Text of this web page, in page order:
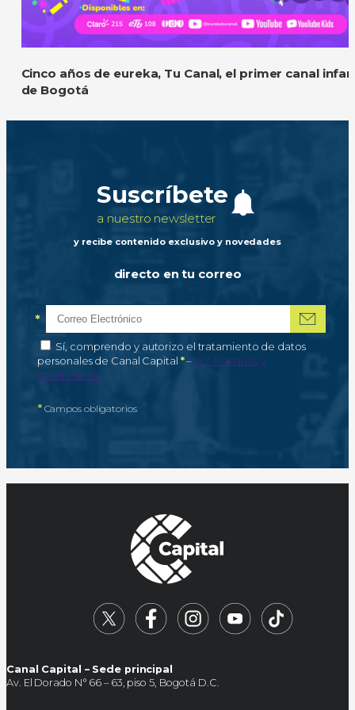
Cinco años de eureka, Tu Canal, el primer canal
de Bogotá
Suscríbete
a nuestro newsletter
y recibe contenido exclusivo y novedades
directo en tu correo
Correo electrónico
*Campo obligatorio
Autorización de tratamiento de datos personales
Sí, comprendo y autorizo el tratamiento de datos
personales de Canal Capital *–Campo obligatorio
Ver Términos y
condiciones
*Campos obligatorios
Canal Capital – Sede principal
Av. El Dorado N° 66 – 63, piso 5, Bogotá D.C.